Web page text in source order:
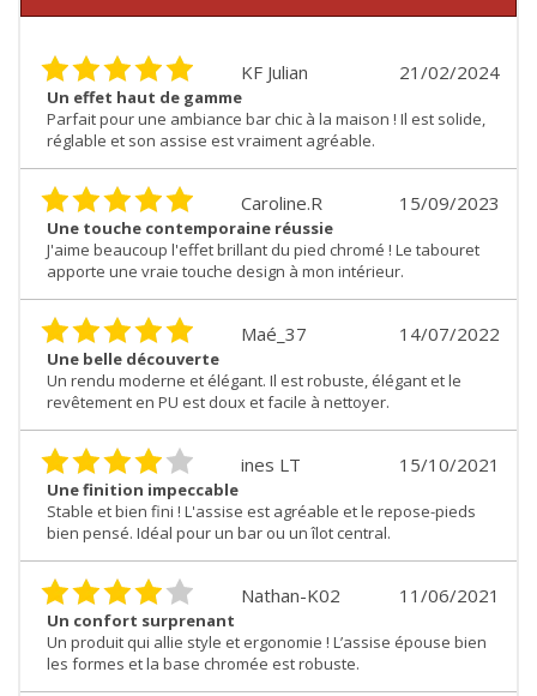
21/02/2024
KF Julian
Un effet haut de gamme
Parfait pour une ambiance bar chic à la maison ! Il est solide,
réglable et son assise est vraiment agréable.
15/09/2023
Caroline.R
Une touche contemporaine réussie
J'aime beaucoup l'effet brillant du pied chromé ! Le tabouret
apporte une vraie touche design à mon intérieur.
14/07/2022
Maé_37
Une belle découverte
Un rendu moderne et élégant. Il est robuste, élégant et le
revêtement en PU est doux et facile à nettoyer.
15/10/2021
ines LT
Une finition impeccable
Stable et bien fini ! L'assise est agréable et le repose-pieds
bien pensé. Idéal pour un bar ou un îlot central.
11/06/2021
Nathan-K02
Un confort surprenant
Un produit qui allie style et ergonomie ! L’assise épouse bien
les formes et la base chromée est robuste.